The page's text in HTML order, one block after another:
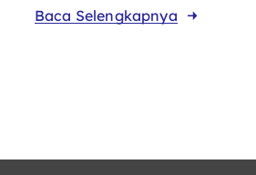
Baca Selengkapnya